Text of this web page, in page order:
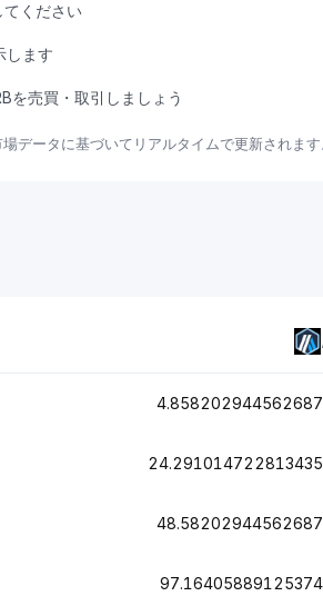
てください
します
を売買・取引しましょう
データに基づいてリアルタイムで更新されます
4.858202944562687
24.291014722813435
48.58202944562687
97.16405889125374